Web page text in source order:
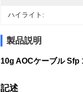
ハイライト:
製品説明
10g AOCケーブル Sfp
記述